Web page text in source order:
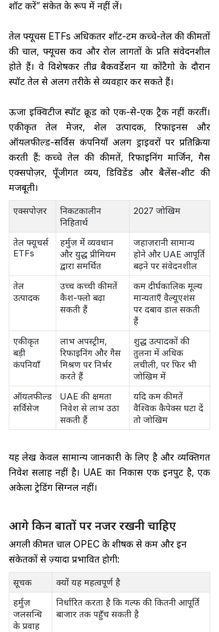
शॉर्ट करें” संकेत के रूप में नहीं लें।
तेल फ्यूचर्स ETFs अधिकतर शॉर्ट-टर्म कच्चे-तेल की कीमतों
की चाल, फ्यूचर्स कर्व और रोल लागतों के प्रति संवेदनशील
होते हैं। वे विशेषकर तीव्र बैकवर्डेशन या कोंटैगो के दौरान
स्पॉट तेल से अलग तरीके से व्यवहार कर सकते हैं।
ऊर्जा इक्विटीज स्पॉट क्रूड को एक-से-एक ट्रैक नहीं करतीं।
एकीकृत तेल मेजर, शेल उत्पादक, रिफाइनर्स और
ऑयलफील्ड-सर्विस कंपनियाँ अलग ड्राइवरों पर प्रतिक्रिया
करती हैं: कच्चे तेल की कीमतें, रिफाइनिंग मार्जिन, गैस
एक्सपोज़र, पूँजीगत व्यय, डिविडेंड और बैलेंस-शीट की
मजबूती।
एक्सपोज़र
निकटकालीन
निहितार्थ
2027 जोखिम
तेल फ्यूचर्स
ETFs
हर्मुज़ में व्यवधान
और युद्ध प्रीमियम
द्वारा समर्थित
जहाज़रानी सामान्य
होने और UAE आपूर्ति
बढ़ने पर संवेदनशील
तेल
उत्पादक
उच्च कच्ची कीमतें
कैश-फ्लो बढ़ा
सकती हैं
कम दीर्घकालिक मूल्य
मान्यताएँ वैल्यूएशंस
पर दबाव डाल सकती
हैं
एकीकृत
बड़ी
कंपनियाँ
लाभ अपस्ट्रीम,
रिफाइनिंग और गैस
मिश्रण पर निर्भर
करते हैं
शुद्ध उत्पादकों की
तुलना में अधिक
लचीली, पर फिर भी
जोखिम में
ऑयलफील्ड
सर्विसेज
UAE की क्षमता
निवेश से लाभ उठा
सकती हैं
यदि कम कीमतें
वैश्विक कैपेक्स घटा दें
तो जोखिम
यह लेख केवल सामान्य जानकारी के लिए है और व्यक्तिगत
निवेश सलाह नहीं है। UAE का निकास एक इनपुट है, एक
अकेला ट्रेडिंग सिग्नल नहीं।
आगे किन बातों पर नजर रखनी चाहिए
अगली कीमत चाल OPEC के शीर्षक से कम और इन
संकेतकों से ज़्यादा प्रभावित होगी:
सूचक
क्यों यह महत्वपूर्ण है
हर्मुज़
जलसन्धि
के प्रवाह
निर्धारित करता है कि गल्फ की कितनी आपूर्ति
बाजार तक पहुँच सकती है